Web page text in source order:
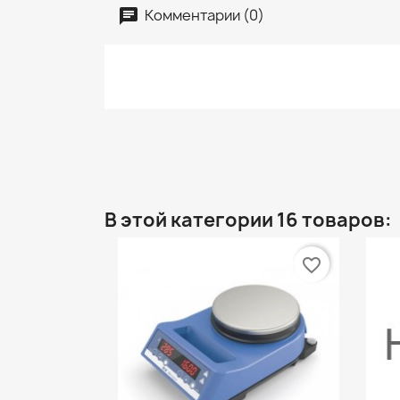
Комментарии (0)
В этой категории 16 товаров:
favorite_border